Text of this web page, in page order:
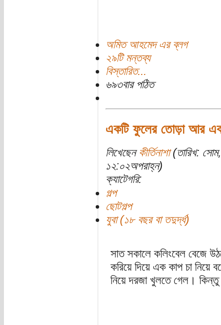
অমিত আহমেদ এর ব্লগ
২৯টি মন্তব্য
বিস্তারিত...
৬৯৩বার পঠিত
একটি ফুলের তোড়া আর
লিখেছেন কীর্তিনাশা(তারিখ:
১২:০২অপরাহ্ন)
ক্যাটেগরি:
গল্প
ছোটগল্প
যুবা (১৮ বছর বা তদুর্দ্ধ)
সাত সকালে কলিংবেল বেজে
করিয়ে দিয়ে এক কাপ চা
নিয়ে দরজা খুলতে গেল।